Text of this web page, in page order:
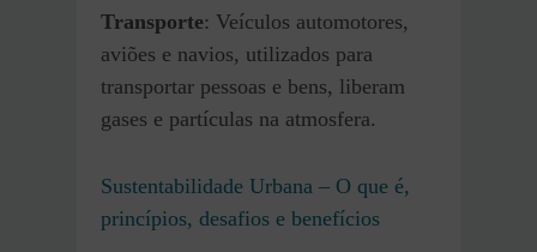
Transporte: Veículos automotores,
aviões e navios, utilizados para
transportar pessoas e bens, liberam
gases e partículas na atmosfera.
Sustentabilidade Urbana – O que é,
princípios, desafios e benefícios